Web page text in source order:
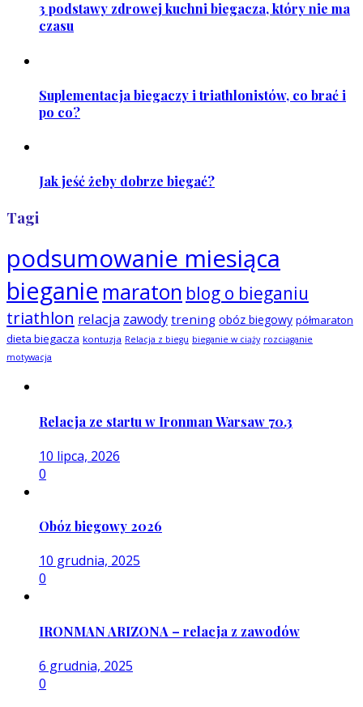
3 podstawy zdrowej kuchni biegacza, który nie ma
czasu
Suplementacja biegaczy i triathlonistów, co brać i
po co?
Jak jeść żeby dobrze biegać?
Tagi
podsumowanie miesiąca
bieganie maraton blog o bieganiu
triathlon relacja zawody trening obóz biegowy półmaraton
dieta biegacza kontuzja Relacja z biegu bieganie w ciąży rozciąganie
motywacja
Relacja ze startu w Ironman Warsaw 70.3
10 lipca, 2026
0
Obóz biegowy 2026
10 grudnia, 2025
0
IRONMAN ARIZONA – relacja z zawodów
6 grudnia, 2025
0